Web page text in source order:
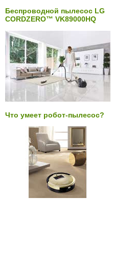
Беспроводной пылесос LG
CORDZERO™ VK89000HQ
Что умеет робот-пылесос?